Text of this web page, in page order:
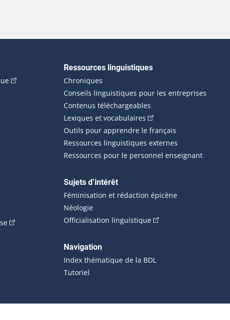
(Cet hyperlien externe s'ouvrira dans une nouvelle fenêtre.)
(Cet hyperlien externe s'ouvrira dans une nouvelle fenêtre.)
externe s'ouvrira dans une nouvelle fenêtre.)
externe s'ouvrira dans une nouvelle fenêtre.)
s'ouvrira dans une nouvelle fenêtre.)
Ressources linguistiques
Chroniques
Conseils linguistiques pour les entreprises
Contenus téléchargeables
Lexiques et vocabulaires (Cet hyperlien externe
Outils pour apprendre le français
Ressources linguistiques externes
Ressources pour le personnel enseignant
Sujets d’intérêt
Féminisation et rédaction épicène
Néologie
Officialisation linguistique(Cet hyperlien externe
Navigation
Index thématique de la BDL
Tutoriel